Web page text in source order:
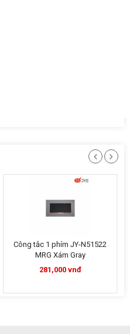
Công tắc 1 phím JY-N51522
MRG Xám Gray
281,000 vnđ